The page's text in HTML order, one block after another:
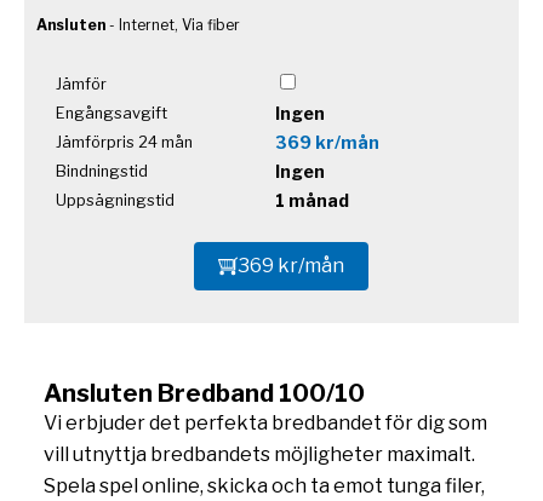
Ansluten - Internet, Via fiber
Jämför
Engångsavgift
Ingen
Jämförpris 24 mån 369 kr/mån
Bindningstid Ingen
Uppsägningstid 1 månad
369 kr/mån
Ansluten Bredband 100/10
Vi erbjuder det perfekta bredbandet för dig som
vill utnyttja bredbandets möjligheter maximalt.
Spela spel online, skicka och ta emot tunga filer,